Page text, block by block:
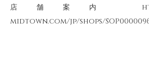
店舗案内 http://
midtown.com/jp/shops/